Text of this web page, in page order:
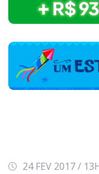
24 FEV 2017 /